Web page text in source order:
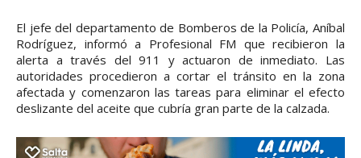
El jefe del departamento de Bomberos de la Policía, Aníbal
Rodríguez, informó a Profesional FM que recibieron la
alerta a través del 911 y actuaron de inmediato. Las
autoridades procedieron a cortar el tránsito en la zona
afectada y comenzaron las tareas para eliminar el efecto
deslizante del aceite que cubría gran parte de la calzada.